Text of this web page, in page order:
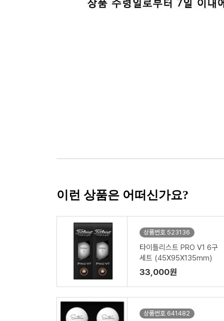
이런 상품은 어떠신가요?
상품번호 523136
타이틀리스트 PRO V1 6구
세트 (45X95X135mm)
33,000원
상품번호 641482